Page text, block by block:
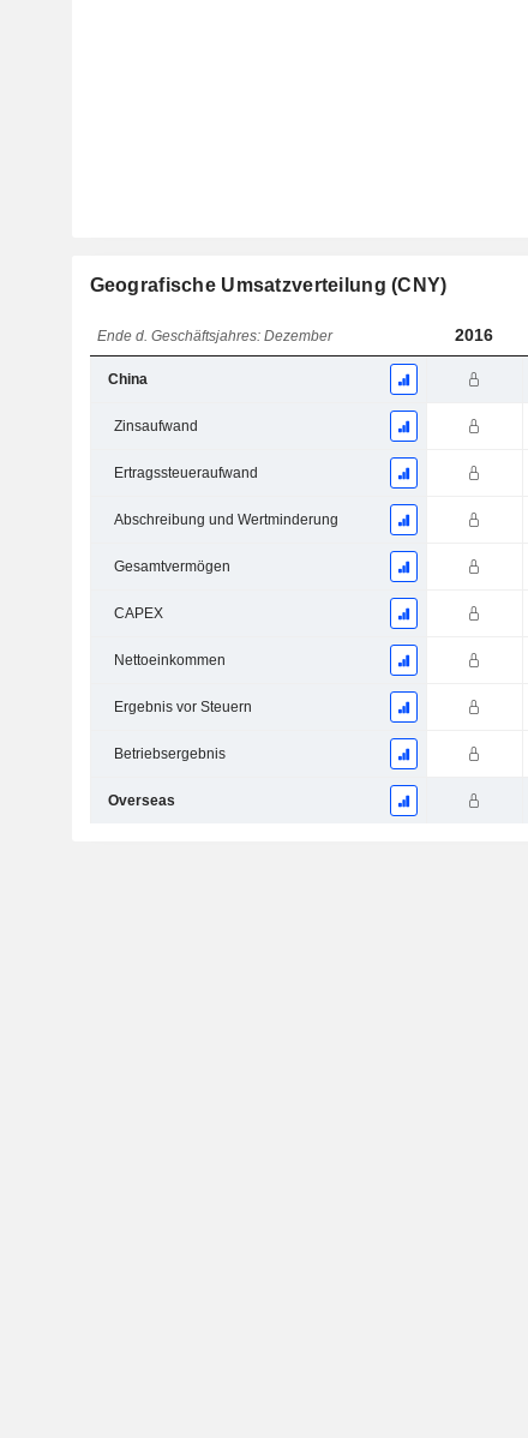
Geografische Umsatzverteilung (CNY)
Ende d. Geschäftsjahres: Dezember 2016
China
Zinsaufwand
Ertragssteueraufwand
Abschreibung und Wertminderung
Gesamtvermögen
CAPEX
Nettoeinkommen
Ergebnis vor Steuern
Betriebsergebnis
Overseas